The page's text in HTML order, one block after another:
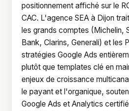
positionnement affiché sur le
CAC. L'agence SEA à Dijon
les grands comptes (Michelin,
Bank, Clarins, Generali) et les
stratégies Google Ads
plutôt que templates clé en
enjeux de croissance
le payant et l'organique,
Google Ads et Analytics